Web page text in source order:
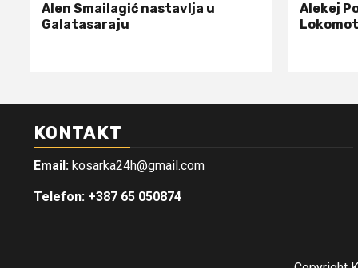
Alen Smailagić nastavlja u
Galatasaraju
Alekej
KONTAKT
Email: kosarka24h@gmail.com
Telefon: +387 65 050874